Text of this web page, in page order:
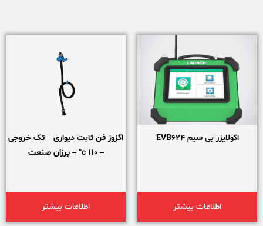
اکولایزر بی سیم EVB624
اطلاعات بیشتر
اگزوز فن ثابت دیواری – تک خروجی
– 110 c° – پرزان صنعت
اطلاعات بیشتر